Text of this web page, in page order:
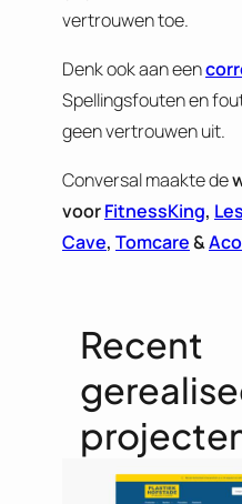
vertrouwen toe.
Denk ook aan een
Spellingsfouten en
geen vertrouwen uit.
Conversal maakte de
voorFitnessKing,
Cave, Tomcare&
Recent